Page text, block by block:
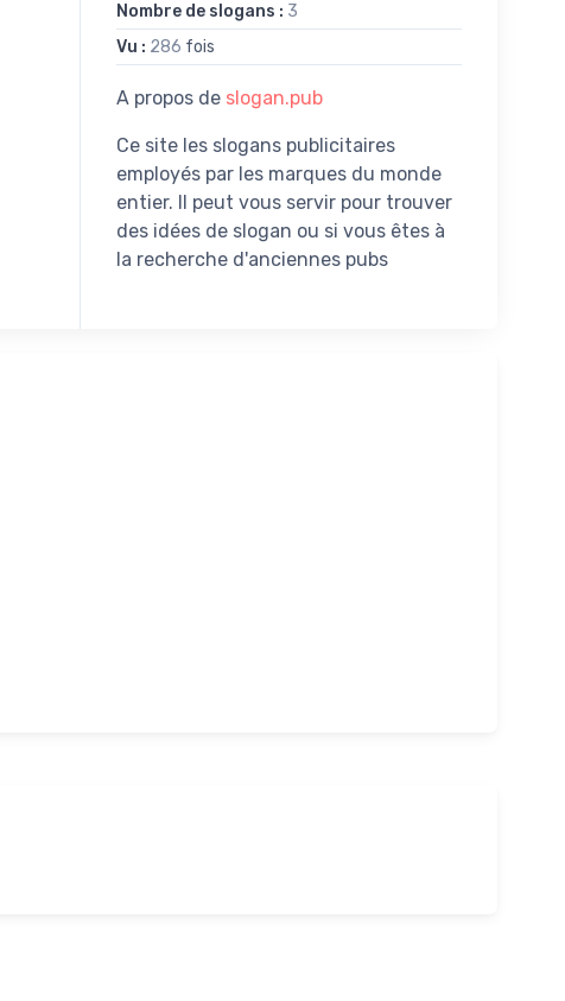
Nombre de slogans : 3
Vu : 286 fois
A propos de slogan.pub
Ce site les slogans publicitaires
employés par les marques du monde
entier. Il peut vous servir pour trouver
des idées de slogan ou si vous êtes à
la recherche d'anciennes pubs